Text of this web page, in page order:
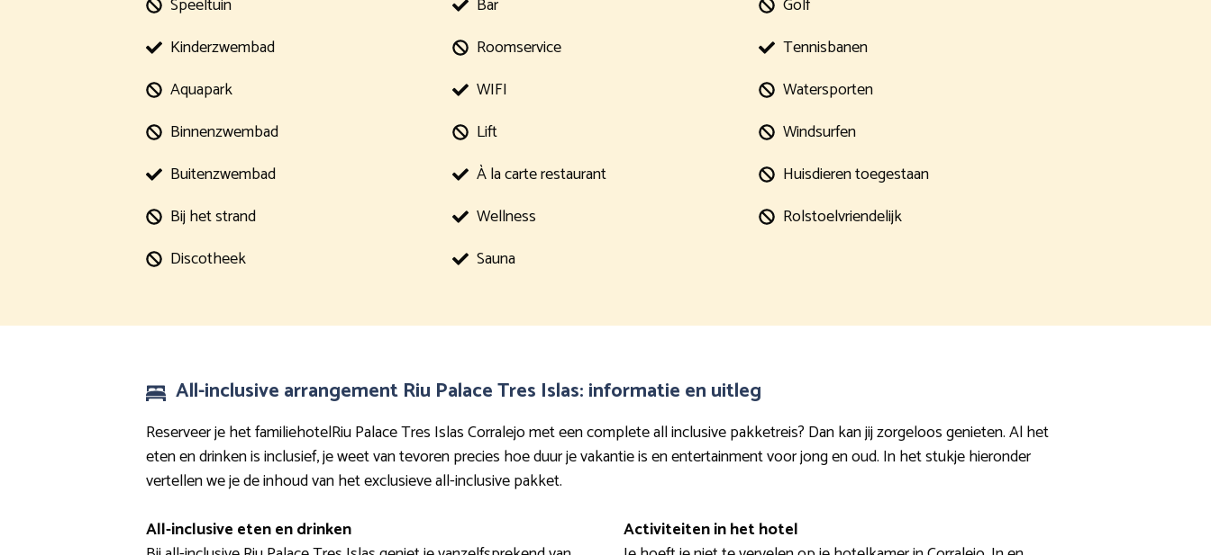
Kinderzwembad
Aquapark
Binnenzwembad
Buitenzwembad
Bij het strand
Discotheek
Roomservice
WIFI
Lift
À la carte restaurant
Wellness
Sauna
Tennisbanen
Watersporten
Windsurfen
Huisdieren toegestaan
Rolstoelvriendelijk
All-inclusive arrangement Riu Palace Tres Islas: informatie en uitleg
Reserveer je het familiehotelRiu Palace Tres Islas Corralejo met een complete all inclusive pakketreis? Dan kan jij zorgeloos genieten. Al het
eten en drinken is inclusief, je weet van tevoren precies hoe duur je vakantie is en entertainment voor jong en oud. In het stukje hieronder
vertellen we je de inhoud van het exclusieve all-inclusive pakket.
All-inclusive eten en drinken
Activiteiten in het hotel